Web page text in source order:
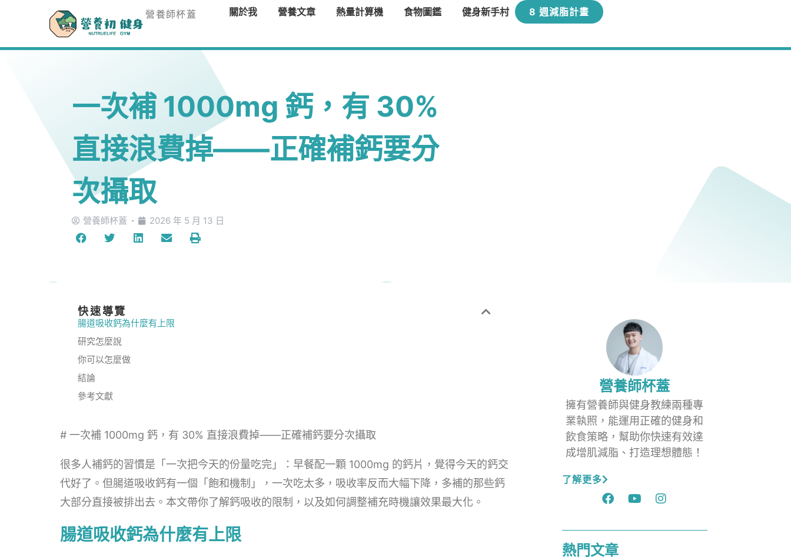
營養師杯蓋 關於我 營養文章 熱量計算機 食物圖鑑 健身新手村 8 週減脂計畫
一次補 1000mg 鈣，有 30%
直接浪費掉——正確補鈣要分
次攝取
營養師杯蓋 2026 年 5 月 13 日
快速導覽
腸道吸收鈣為什麼有上限
研究怎麼說
你可以怎麼做
結論
參考文獻
# 一次補 1000mg 鈣，有 30% 直接浪費掉——正確補鈣要分次攝取
很多人補鈣的習慣是「一次把今天的份量吃完」：早餐配一顆 1000mg 的鈣片，覺得今天的鈣交
代好了。但腸道吸收鈣有一個「飽和機制」，一次吃太多，吸收率反而大幅下降，多補的那些鈣
大部分直接被排出去。本文帶你了解鈣吸收的限制，以及如何調整補充時機讓效果最大化。
腸道吸收鈣為什麼有上限
營養師杯蓋
擁有營養師與健身教練兩種專
業執照，能運用正確的健身和
飲食策略，幫助你快速有效達
成增肌減脂、打造理想體態！
了解更多
熱門文章